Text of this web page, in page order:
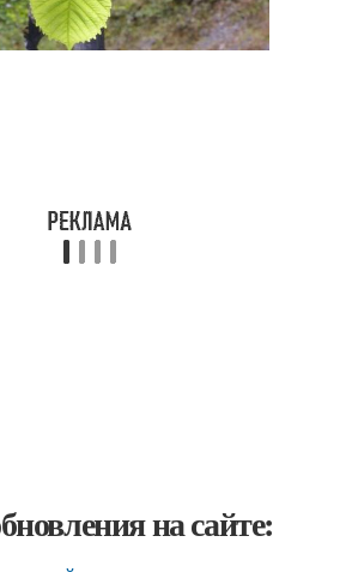
на сайте: